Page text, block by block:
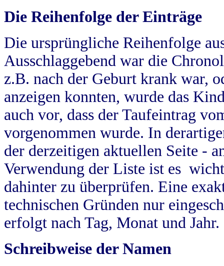
Die Reihenfolge der Einträge
Die ursprüngliche Reihenfolge
Ausschlaggebend war die
z.B. nach der Geburt krank war,
anzeigen konnten, wurde das
auch vor, dass der Taufeintrag
vorgenommen wurde. In
der derzeitigen aktuellen Seite -
Verwendung der Liste ist es
dahinter zu überprüfen. Eine
technischen Gründen nur
erfolgt nach Tag, Monat und Jahr.
Schreibweise der Namen